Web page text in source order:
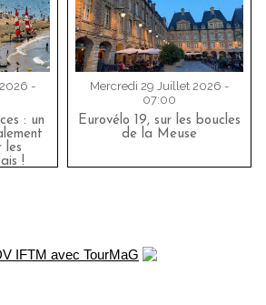
-
: un
les
!
Mercredi 29 Juillet 2026 -
07:00
Eurovélo 19, sur les boucles
de la Meuse